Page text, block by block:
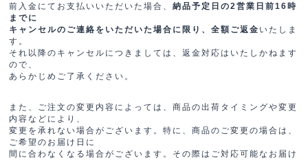
前入金にてお支払いいただいた場合、納品予定日の2営業日前16時
までに
キャンセルのご連絡をいただいた場合に限り、全額ご返金 いたしま
す。
それ以降のキャンセルにつきましては、返金対応はいたしかねます
ので、
あらかじめご了承ください。
また、ご注文の変更内容によっては、商品の出荷タイミングや変更
内容などにより、
変更を承れない場合がございます。特に、商品のご変更の場合は、
ご希望のお届け日に
間に合わなくなる場合がございます。その際はご対応可能なお届け